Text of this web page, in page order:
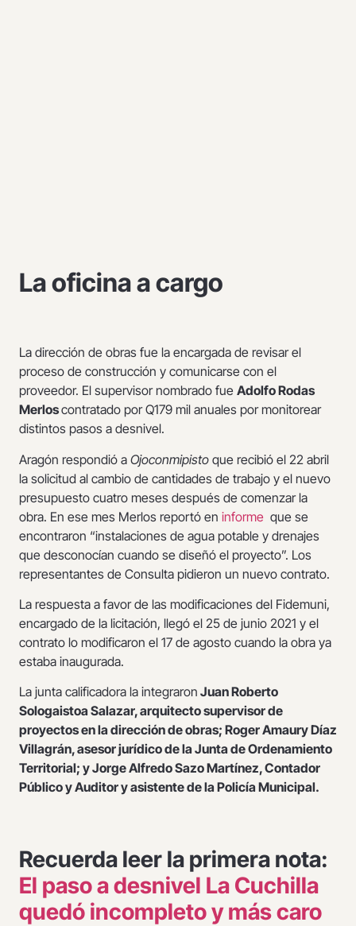
La oficina a cargo
La dirección de obras fue la encargada de revisar el
proceso de construcción y comunicarse con el
proveedor. El supervisor nombrado fue Adolfo Rodas
Merloscontratado por Q179 mil anuales por monitorear
distintos pasos a desnivel.
Aragón respondió a Ojoconmipisto que recibió el 22 abril
la solicitud al cambio de cantidades de trabajo y el nuevo
presupuesto cuatro meses después de comenzar la
obra. En ese mes Merlos reportó en informe que se
encontraron “instalaciones de agua potable y drenajes
que desconocían cuando se diseñó el proyecto”. Los
representantes de Consulta pidieron un nuevo contrato.
La respuesta a favor de las modificaciones del Fidemuni,
encargado de la licitación, llegó el 25 de junio 2021 y el
contrato lo modificaron el 17 de agosto cuando la obra ya
estaba inaugurada.
La junta calificadora la integraron Juan Roberto
Sologaistoa Salazar, arquitecto supervisor de
proyectos en la dirección de obras; Roger Amaury Díaz
Villagrán, asesor jurídico de la Junta de Ordenamiento
Territorial; y Jorge Alfredo Sazo Martínez, Contador
Público y Auditor y asistente de la Policía Municipal.
Recuerda leer la primera nota:
El paso a desnivel La Cuchilla
quedó incompleto y más caro